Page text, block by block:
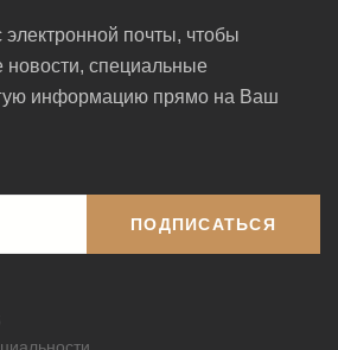
почты, чтобы
новости, специальные
информацию прямо на Ваш
ПОДПИСАТЬСЯ